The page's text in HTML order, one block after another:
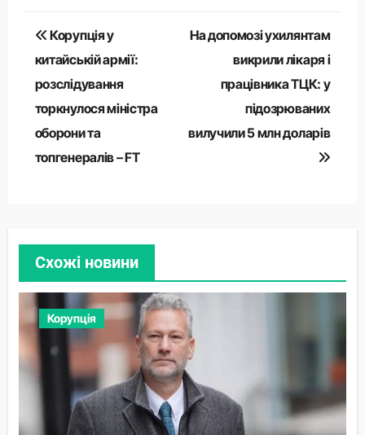
Навігація
записів
Корупція у
китайській армії:
розслідування
торкнулося міністра
оборони та
топгенералів – FT
На допомозі ухилянтам
викрили лікаря і
працівника ТЦК: у
підозрюваних
вилучили 5 млн доларів
Схожі новини
Корупція